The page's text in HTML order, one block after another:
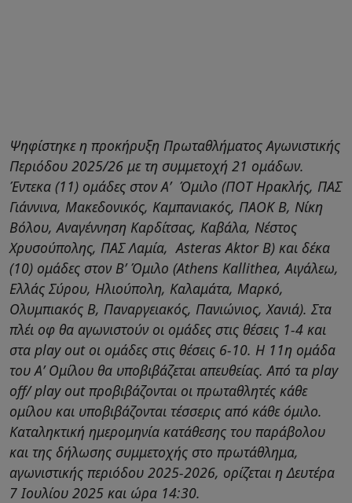
Ψηφίστηκε η προκήρυξη Πρωταθλήματος Αγωνιστικής
Περιόδου 2025/26 με τη συμμετοχή 21 ομάδων.
Έντεκα (11) ομάδες στον Α’ Όμιλο (ΠΟΤ Ηρακλής, ΠΑΣ
Γιάννινα, Μακεδονικός, Καμπανιακός, ΠΑΟΚ Β, Νίκη
Βόλου, Αναγέννηση Καρδίτσας, Καβάλα, Νέστος
Χρυσούπολης, ΠΑΣ Λαμία, Asteras Aktor B) και δέκα
(10) ομάδες στον Β’ Όμιλο (Athens Kallithea, Αιγάλεω,
Ελλάς Σύρου, Ηλιούπολη, Καλαμάτα, Μαρκό,
Ολυμπιακός Β, Παναργειακός, Πανιώνιος, Χανιά). Στα
πλέι οφ θα αγωνιστούν οι ομάδες στις θέσεις 1-4 και
στα play out οι ομάδες στις θέσεις 6-10. Η 11η ομάδα
του Α’ Ομίλου θα υποβιβάζεται απευθείας. Από τα play
off/ play out προβιβάζονται οι πρωταθλητές κάθε
ομίλου και υποβιβάζονται τέσσερις από κάθε όμιλο.
Καταληκτική ημερομηνία κατάθεσης του παράβολου
και της δήλωσης συμμετοχής στο πρωτάθλημα,
αγωνιστικής περιόδου 2025-2026, ορίζεται η Δευτέρα
7 Ιουλίου 2025 και ώρα 14:30.